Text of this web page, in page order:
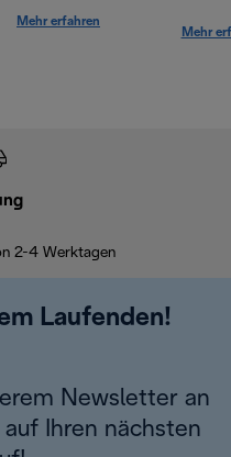
Mehr erfahren
Mehr
2-4 Werktagen
Laufenden!
Newsletter an
Ihren nächsten